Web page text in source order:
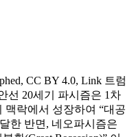
CC BY 4.0, Link 트럼
선 20세기 파시즘은 1차
락에서 성장하여 “대공
한 반면, 네오파시즘은